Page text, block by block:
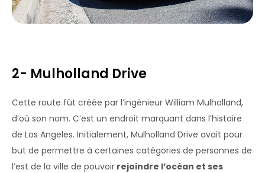
2- Mulholland Drive
Cette route fût créée par l’ingénieur William Mulholland,
d’où son nom. C’est un endroit marquant dans l’histoire
de Los Angeles. Initialement, Mulholland Drive avait pour
but de permettre à certaines catégories de personnes de
l’est de la ville de pouvoir rejoindre l’océan et ses